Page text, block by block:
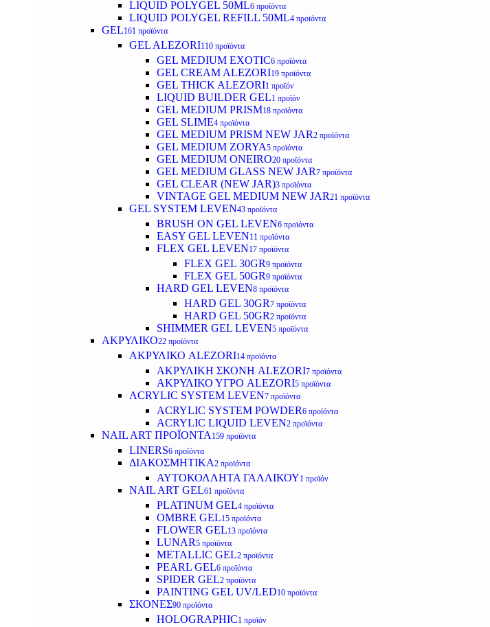
LIQUID POLYGEL 50ML6 προϊόντα
LIQUID POLYGEL REFILL 50ML4 προϊόντα
GEL161 προϊόντα
GEL ALEZORI110 προϊόντα
GEL MEDIUM EXOTIC6 προϊόντα
GEL CREAM ALEZORI19 προϊόντα
GEL THICK ALEZORI1 προϊόν
LIQUID BUILDER GEL1 προϊόν
GEL MEDIUM PRISM18 προϊόντα
GEL SLIME4 προϊόντα
GEL MEDIUM PRISM NEW JAR2 προϊόντα
GEL MEDIUM ZORYA5 προϊόντα
GEL MEDIUM ONEIRO20 προϊόντα
GEL MEDIUM GLASS NEW JAR7 προϊόντα
GEL CLEAR (NEW JAR)3 προϊόντα
VINTAGE GEL MEDIUM NEW JAR21 προϊόντα
GEL SYSTEM LEVEN43 προϊόντα
BRUSH ON GEL LEVEN6 προϊόντα
EASY GEL LEVEN11 προϊόντα
FLEX GEL LEVEN17 προϊόντα
FLEX GEL 30GR9 προϊόντα
FLEX GEL 50GR9 προϊόντα
HARD GEL LEVEN8 προϊόντα
HARD GEL 30GR7 προϊόντα
HARD GEL 50GR2 προϊόντα
SHIMMER GEL LEVEN5 προϊόντα
ΑΚΡΥΛΙΚΟ22 προϊόντα
ΑΚΡΥΛΙΚΟ ALEZORI14 προϊόντα
ΑΚΡΥΛΙΚΗ ΣΚΟΝΗ ALEZORI7 προϊόντα
ΑΚΡΥΛΙΚΟ ΥΓΡΟ ALEZORI5 προϊόντα
ACRYLIC SYSTEM LEVEN7 προϊόντα
ACRYLIC SYSTEM POWDER6 προϊόντα
ACRYLIC LIQUID LEVEN2 προϊόντα
NAIL ART ΠΡΟΪΟΝΤΑ 159 προϊόντα
LINERS6 προϊόντα
ΔΙΑΚΟΣΜΗΤΙΚΑ2 προϊόντα
ΑΥΤΟΚΟΛΛΗΤΑ ΓΑΛΛΙΚΟΥ1 προϊόν
NAIL ART GEL61 προϊόντα
PLATINUM GEL4 προϊόντα
OMBRE GEL15 προϊόντα
FLOWER GEL13 προϊόντα
LUNAR5 προϊόντα
METALLIC GEL2 προϊόντα
PEARL GEL6 προϊόντα
SPIDER GEL2 προϊόντα
PAINTING GEL UV/LED10 προϊόντα
ΣΚΟΝΕΣ90 προϊόντα
HOLOGRAPHIC1 προϊόν